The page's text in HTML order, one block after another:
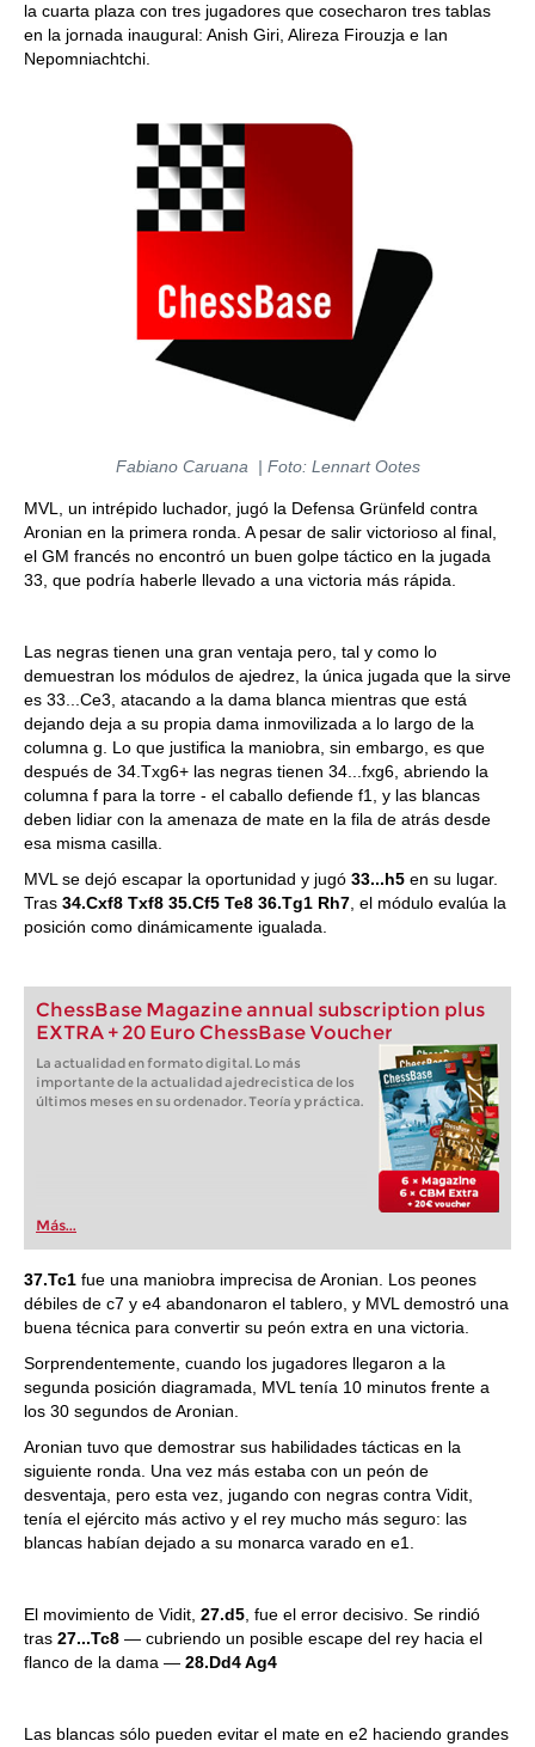
la cuarta plaza con tres jugadores que cosecharon tres tablas
en la jornada inaugural: Anish Giri, Alireza Firouzja e Ian
Nepomniachtchi.
Fabiano Caruana | Foto: Lennart Ootes
MVL, un intrépido luchador, jugó la Defensa Grünfeld contra
Aronian en la primera ronda. A pesar de salir victorioso al final,
el GM francés no encontró un buen golpe táctico en la jugada
33, que podría haberle llevado a una victoria más rápida.
Las negras tienen una gran ventaja pero, tal y como lo
demuestran los módulos de ajedrez, la única jugada que la sirve
es 33...Ce3, atacando a la dama blanca mientras que está
dejando deja a su propia dama inmovilizada a lo largo de la
columna g. Lo que justifica la maniobra, sin embargo, es que
después de 34.Txg6+ las negras tienen 34...fxg6, abriendo la
columna f para la torre - el caballo defiende f1, y las blancas
deben lidiar con la amenaza de mate en la fila de atrás desde
esa misma casilla.
MVL se dejó escapar la oportunidad y jugó 33...h5 en su lugar.
Tras 34.Cxf8 Txf8 35.Cf5 Te8 36.Tg1 Rh7 , el módulo evalúa la
posición como dinámicamente igualada.
ChessBase Magazine annual subscription plus
EXTRA + 20 Euro ChessBase Voucher
La actualidad en formato digital. Lo más
importante de la actualidad ajedrecistica de los
últimos meses en su ordenador. Teoría y práctica.
Más...
37.Tc1 fue una maniobra imprecisa de Aronian. Los peones
débiles de c7 y e4 abandonaron el tablero, y MVL demostró una
buena técnica para convertir su peón extra en una victoria.
Sorprendentemente, cuando los jugadores llegaron a la
segunda posición diagramada, MVL tenía 10 minutos frente a
los 30 segundos de Aronian.
Aronian tuvo que demostrar sus habilidades tácticas en la
siguiente ronda. Una vez más estaba con un peón de
desventaja, pero esta vez, jugando con negras contra Vidit,
tenía el ejército más activo y el rey mucho más seguro: las
blancas habían dejado a su monarca varado en e1.
El movimiento de Vidit, 27.d5 , fue el error decisivo. Se rindió
tras 27...Tc8 — cubriendo un posible escape del rey hacia el
flanco de la dama — 28.Dd4 Ag4
Las blancas sólo pueden evitar el mate en e2 haciendo grandes